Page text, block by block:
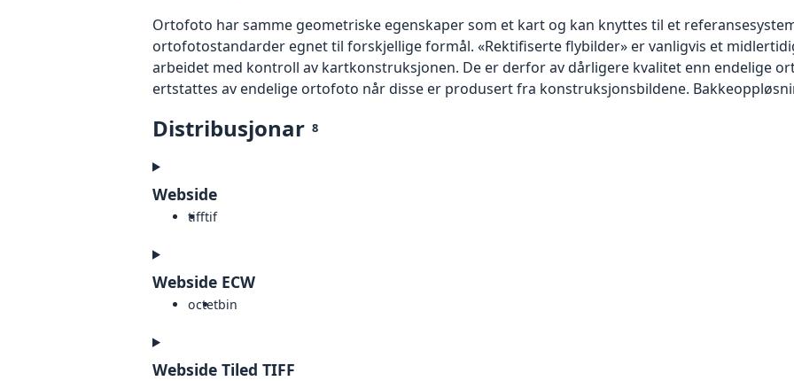
Ortofoto har samme geometriske egenskaper som et kart og kan knyttes til et
ortofotostandarder egnet til forskjellige formål. «Rektifiserte flybilder» er vanligvis et
arbeidet med kontroll av kartkonstruksjonen. De er derfor av dårligere kvalitet enn endelige
ertstattes av endelige ortofoto når disse er produsert fra konstruksjonsbildene.
Distribusjonar 8
Webside
tifftif
Webside ECW
octetbin
Webside Tiled TIFF